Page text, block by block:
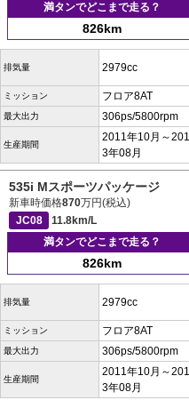
満タンでどこまで走る？
826km
排気量 2979cc
ミッション フロア8AT
最大出力 306ps/5800rpm
生産期間
2011年10月～201
3年08月
535i Mスポーツパッケージ
新車時価格870万円(税込)
JC08
11.8km/L
満タンでどこまで走る？
826km
排気量 2979cc
ミッション フロア8AT
最大出力 306ps/5800rpm
生産期間
2011年10月～201
3年08月